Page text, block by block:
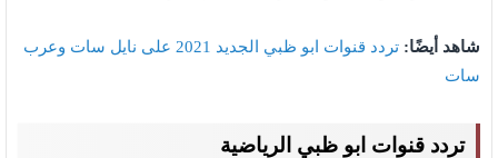
شاهد أيضًا:
تردد قنوات ابو ظبي الجديد 2021 على نايل سات وعرب
سات
تردد قنوات ابو ظبي الرياضية